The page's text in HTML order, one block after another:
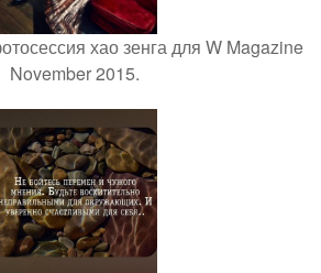
хао зенга для W Magazine
November 2015.